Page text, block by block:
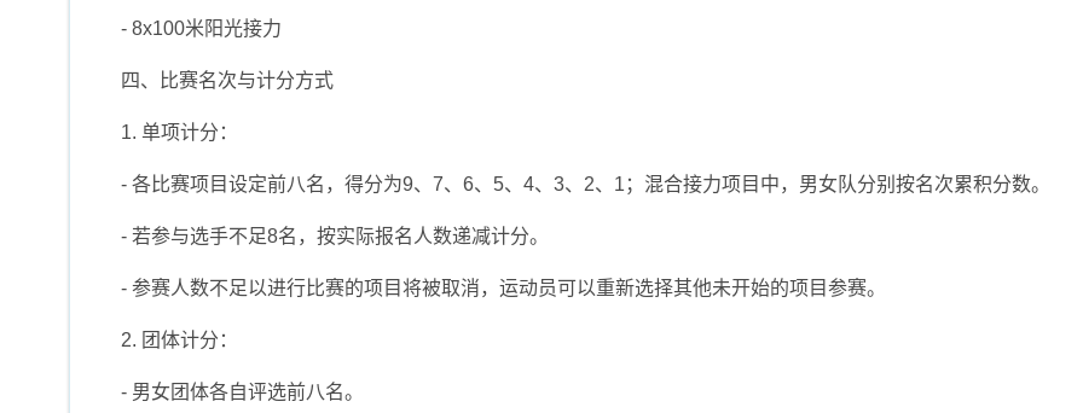
- 8x100米阳光接力
四、比赛名次与计分方式
1. 单项计分：
- 各比赛项目设定前八名，得分为9、7、6、5、4、3、2、1；混合接力项目中，男女队分别按名次累积分数。
- 若参与选手不足8名，按实际报名人数递减计分。
- 参赛人数不足以进行比赛的项目将被取消，运动员可以重新选择其他未开始的项目参赛。
2. 团体计分：
- 男女团体各自评选前八名。